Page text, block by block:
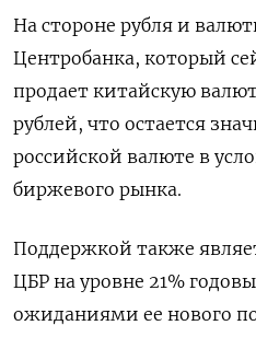
На стороне рубля и
Центробанка, который
продает китайскую
рублей, что остается
российской валюте в
биржевого рынка.
Поддержкой также
ЦБР на уровне 21%
ожиданиями ее нового